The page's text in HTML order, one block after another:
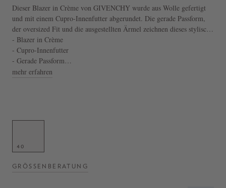
Dieser Blazer in Crème von GIVENCHY wurde aus Wolle gefertigt
und mit einem Cupro-Innenfutter abgerundet. Die gerade Passform,
der oversized Fit und die ausgestellten Ärmel zeichnen dieses stylische
Modell aus. Der dezente Filz-Einsatz am Kragen perfektioniert das
moderne Design.
- Blazer in Crème
- Cupro-Innenfutter
- Gerade Passform
- Oversize Fit
mehr erfahren
40
GRÖSSENBERATUNG